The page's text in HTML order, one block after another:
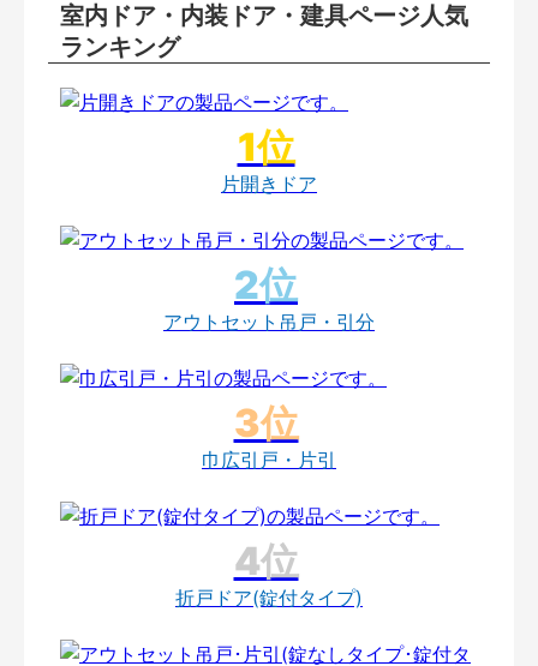
室内ドア・内装ドア・建具ページ人気
ランキング
片開きドア
アウトセット吊戸・引分
巾広引戸・片引
折戸ドア(錠付タイプ)